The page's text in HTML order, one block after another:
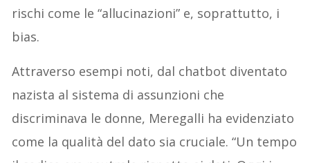
rischi come le “allucinazioni” e, soprattutto, i
bias.
Attraverso esempi noti, dal chatbot diventato
nazista al sistema di assunzioni che
discriminava le donne, Meregalli ha evidenziato
come la qualità del dato sia cruciale. “Un tempo